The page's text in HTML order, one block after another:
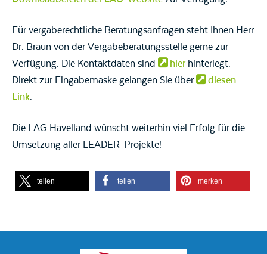
Für vergaberechtliche Beratungsanfragen steht Ihnen Herr
Dr. Braun von der Vergabeberatungsstelle gerne zur
Verfügung. Die Kontaktdaten sind
hierhinterlegt.
Direkt zur Eingabemaske gelangen Sie über
diesen
Link.
Die LAG Havelland wünscht weiterhin viel Erfolg für die
Umsetzung aller LEADER-Projekte!
teilen teilen merken